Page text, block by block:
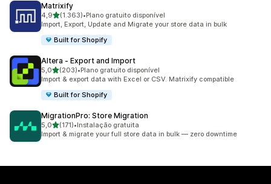
Matrixify
4,9de 5 estrelas
(1.363)
1363 total de avaliações
•Plano gratuito disponível
Import, Export, Update and Migrate your store data in bulk
Built for Shopify
Altera ‑ Export and Import
5,0de 5 estrelas
(203)
203 total de avaliações
•Plano gratuito disponível
Import & export data with Excel or CSV. Matrixify compatible
Built for Shopify
MigrationPro: Store Migration
5,0de 5 estrelas
(171)
171 total de avaliações
•Instalação gratuita
Import & migrate your full store data in bulk — zero downtime